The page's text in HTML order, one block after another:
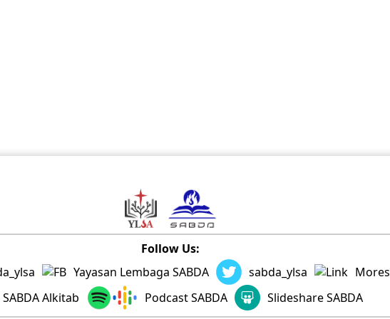
Follow Us:
Yayasan Lembaga SABDA sabda_ylsa
Mores
SABDA Alkitab
Podcast SABDA Slideshare SABDA